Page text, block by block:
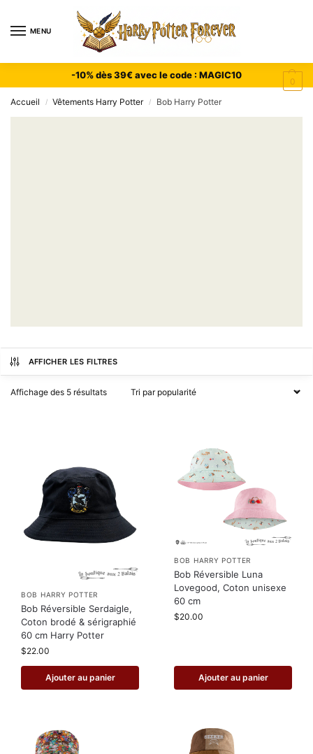
MENU
0
-10% dès 39€ avec le code : MAGIC10
Accueil / Vêtements Harry Potter / Bob Harry Potter
AFFICHER LES FILTRES
Affichage des 5 résultats
BOB HARRY POTTER
Bob Réversible Serdaigle,
Coton brodé & sérigraphié
60 cm Harry Potter
$22.00
Ajouter au panier
BOB HARRY POTTER
Bob Réversible Luna
Lovegood, Coton unisexe
60 cm
$20.00
Ajouter au panier